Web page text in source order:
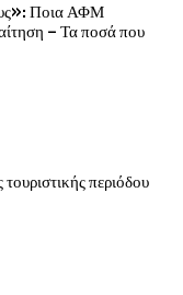
Ποια ΑΦΜ
– Τα ποσά που
περιόδου